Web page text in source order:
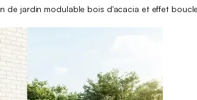
de jardin modulable bois d'acacia et effet